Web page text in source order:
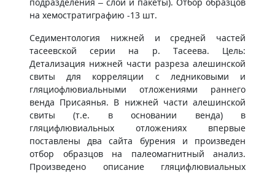
на хемостратиграфию -13 шт.
Седиментология нижней и средней частей
тасеевской серии на р. Тасеева. Цель:
Детализация нижней части разреза алешинской
свиты для корреляции с ледниковыми и
гляциофлювиальными отложениями раннего
венда Присаянья. В нижней части алешинской
свиты (т.е. в основании венда) в
гляцифлювиальных отложениях впервые
поставлены два сайта бурения и произведен
отбор образцов на палеомагнитный анализ.
Произведено описание гляцифлювиальных